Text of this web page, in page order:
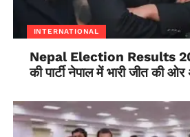
INTERNATIONAL
Nepal Election Results
की पार्टी नेपाल में भारी जीत की